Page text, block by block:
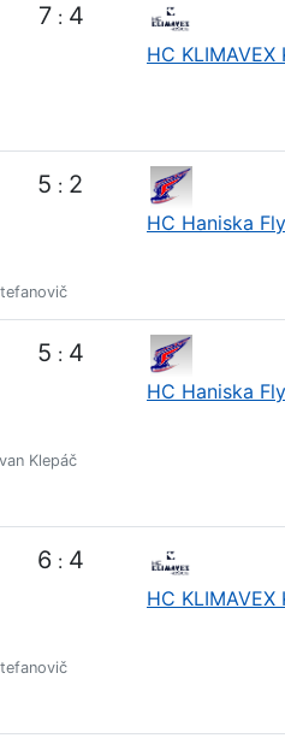
7 : 4
HC KLIMAVEX
5 : 2
HC Haniska
5 : 4
HC Haniska
Klepáč
6 : 4
HC KLIMAVEX